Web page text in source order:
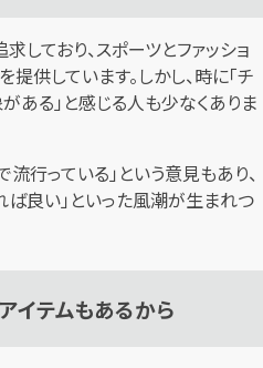
しており、スポーツとファッショ
供しています。しかし、時に「チ
ある」と感じる人も少なくありま
行っている」という意見もあり、
ば良い」といった風潮が生まれつ
イテムもあるから